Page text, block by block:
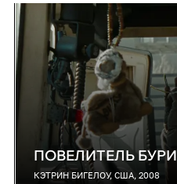
ПОВЕЛИТЕЛЬ БУРИ
КЭТРИН БИГЕЛОУ, США, 2008